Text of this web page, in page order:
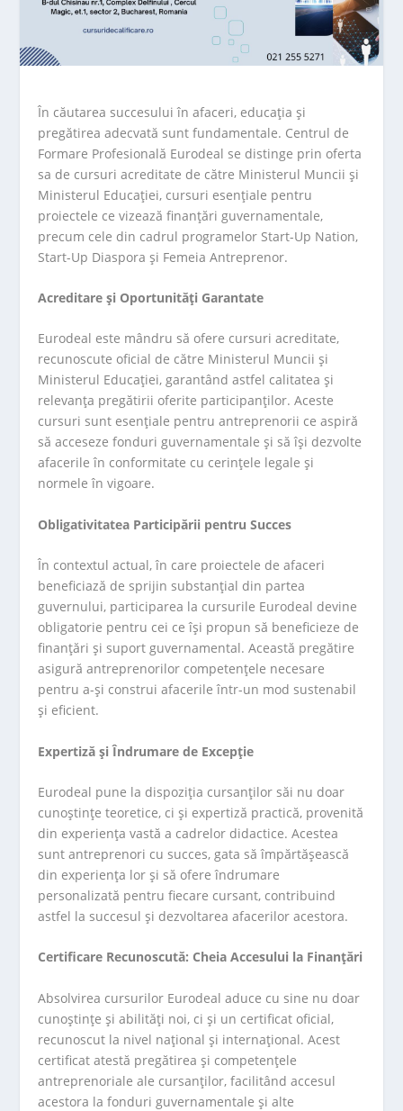
În căutarea succesului în afaceri, educația și
pregătirea adecvată sunt fundamentale. Centrul de
Formare Profesională Eurodeal se distinge prin oferta
sa de cursuri acreditate de către Ministerul Muncii și
Ministerul Educației, cursuri esențiale pentru
proiectele ce vizează finanțări guvernamentale,
precum cele din cadrul programelor Start-Up Nation,
Start-Up Diaspora și Femeia Antreprenor.
Acreditare și Oportunități Garantate
Eurodeal este mândru să ofere cursuri acreditate,
recunoscute oficial de către Ministerul Muncii și
Ministerul Educației, garantând astfel calitatea și
relevanța pregătirii oferite participanților. Aceste
cursuri sunt esențiale pentru antreprenorii ce aspiră
să acceseze fonduri guvernamentale și să își dezvolte
afacerile în conformitate cu cerințele legale și
normele în vigoare.
Obligativitatea Participării pentru Succes
În contextul actual, în care proiectele de afaceri
beneficiază de sprijin substanțial din partea
guvernului, participarea la cursurile Eurodeal devine
obligatorie pentru cei ce își propun să beneficieze de
finanțări și suport guvernamental. Această pregătire
asigură antreprenorilor competențele necesare
pentru a-și construi afacerile într-un mod sustenabil
și eficient.
Expertiză și Îndrumare de Excepție
Eurodeal pune la dispoziția cursanților săi nu doar
cunoștințe teoretice, ci și expertiză practică, provenită
din experiența vastă a cadrelor didactice. Acestea
sunt antreprenori cu succes, gata să împărtășească
din experiența lor și să ofere îndrumare
personalizată pentru fiecare cursant, contribuind
astfel la succesul și dezvoltarea afacerilor acestora.
Certificare Recunoscută: Cheia Accesului la Finanțări
Absolvirea cursurilor Eurodeal aduce cu sine nu doar
cunoștințe și abilități noi, ci și un certificat oficial,
recunoscut la nivel național și internațional. Acest
certificat atestă pregătirea și competențele
antreprenoriale ale cursanților, facilitând accesul
acestora la fonduri guvernamentale și alte